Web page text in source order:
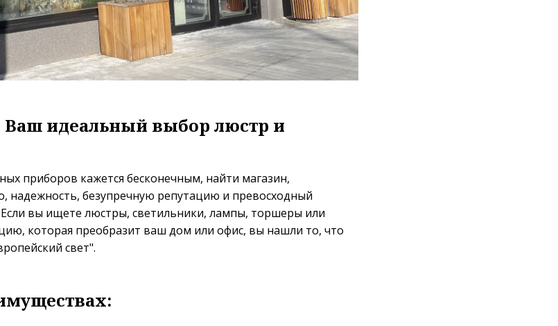
Ваш идеальный выбор люстр и
приборов кажется бесконечным, найти магазин,
надежность, безупречную репутацию и превосходный
вы ищете люстры, светильники, лампы, торшеры или
которая преобразит ваш дом или офис, вы нашли то, что
свет".